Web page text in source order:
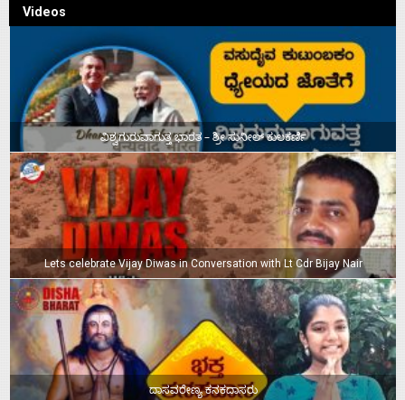
Videos
ವಿಶ್ವಗುರುವಾಗುತ್ತ ಭಾರತ – ಶ್ರೀ ಸುನೀಲ್‌ ಕುಲಕರ್ಣಿ
Lets celebrate Vijay Diwas in Conversation with Lt Cdr Bijay Nair
ದಾಸವರೇಣ್ಯ ಕನಕದಾಸರು